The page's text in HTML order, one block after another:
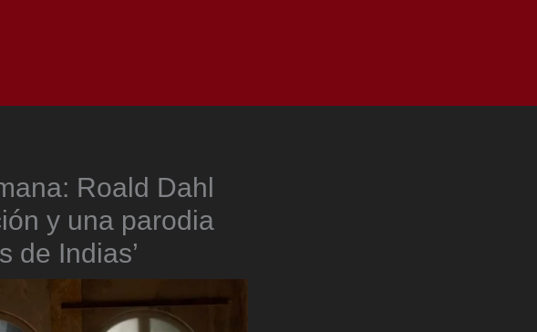
Roald Dahl
y una parodia
de Indias’